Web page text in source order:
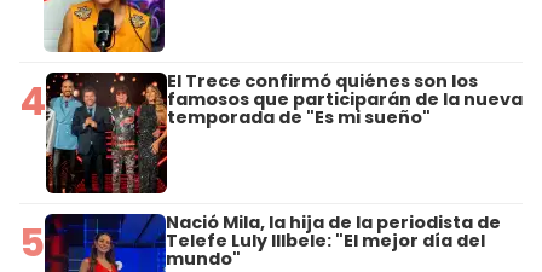
4 El Trece confirmó quiénes son los
famosos que participarán de la nueva
temporada de "Es mi sueño"
5 Nació Mila, la hija de la periodista de
Telefe Luly Illbele: "El mejor día del
mundo"